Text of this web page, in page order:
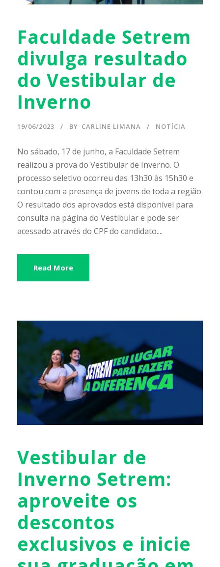
Faculdade Setrem
divulga resultado
do Vestibular de
Inverno
19/06/2023 BY CARLINE LIMANA NOTÍCIA
No sábado, 17 de junho, a Faculdade Setrem
realizou a prova do Vestibular de Inverno. O
processo seletivo ocorreu das 13h30 às 15h30 e
contou com a presença de jovens de toda a região.
O resultado dos aprovados está disponível para
consulta na página do Vestibular e pode ser
acessado através do CPF do candidato....
Read More
Vestibular de
Inverno Setrem:
aproveite os
descontos
exclusivos e inicie